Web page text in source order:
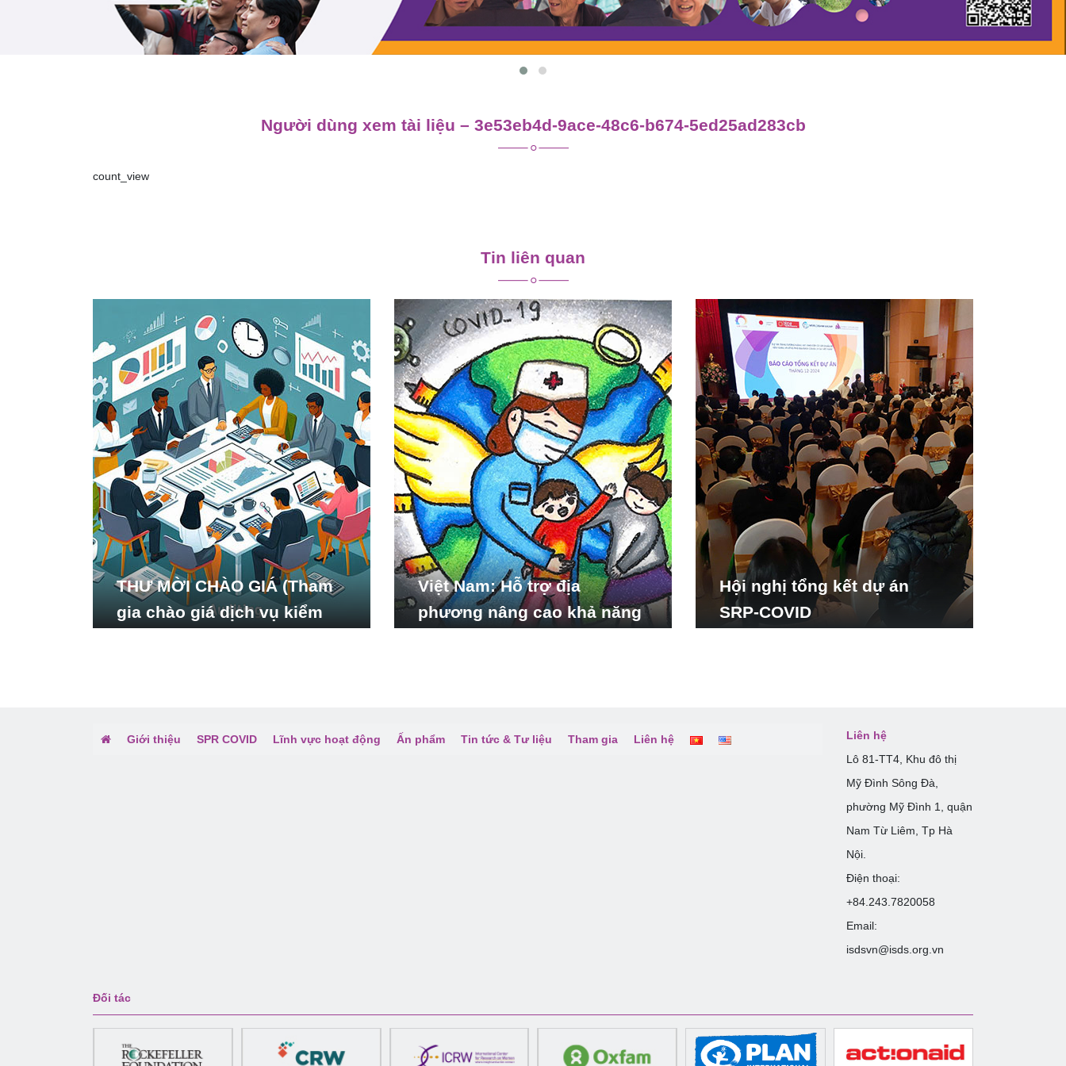
Người dùng xem tài liệu – 3e53eb4d-9ace-48c6-b674-5ed25ad283cb
count_view
viết
Tin liên quan
THƯ MỜI CHÀO GIÁ (Tham
gia chào giá dịch vụ kiểm
Việt Nam: Hỗ trợ địa
phương nâng cao khả năng
Hội nghị tổng kết dự án
SRP-COVID
Giới thiệu SPR COVID Lĩnh vực hoạt động Ấn phẩm Tin tức & Tư liệu Tham gia Liên hệ
Liên hệ
Lô 81-TT4, Khu đô thị
Mỹ Đình Sông Đà,
phường Mỹ Đình 1, quận
Nam Từ Liêm, Tp Hà
Nội.
Điện thoại:
+84.243.7820058
Email:
isdsvn@isds.org.vn
Đối tác